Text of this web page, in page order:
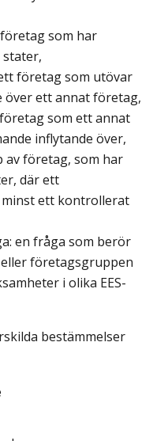
som har
stater,
företag som utövar
över ett annat företag,
som ett annat
inflytande över,
företag, som har
där ett
ett kontrollerat
en fråga som berör
företagsgruppen
i olika EES-
bestämmelser